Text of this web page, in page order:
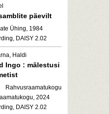
päevilt
Ühing, 1984
DAISY 2.02
Haldi
Ingo : mälestusi
2024
DAISY 2.02